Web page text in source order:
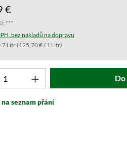
€
***
bez nákladů na dopravu
Litr(125,70 € / 1 Litr)
počet: Zadejte
seznam přání